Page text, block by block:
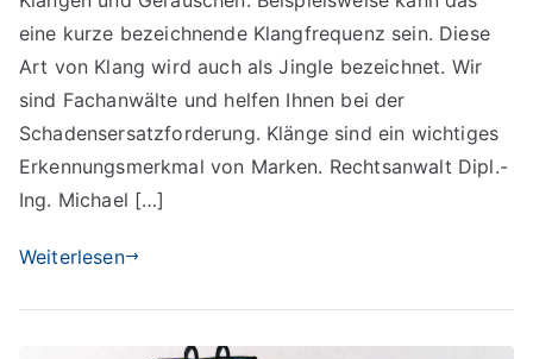
eine kurze bezeichnende Klangfrequenz sein. Diese
Art von Klang wird auch als Jingle bezeichnet. Wir
sind Fachanwälte und helfen Ihnen bei der
Schadensersatzforderung. Klänge sind ein wichtiges
Erkennungsmerkmal von Marken. Rechtsanwalt Dipl.-
Ing. Michael […]
Weiterlesen